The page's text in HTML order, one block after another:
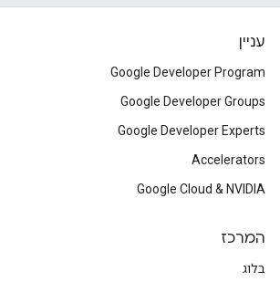
עניין
Google Developer Program
Google Developer Groups
Google Developer Experts
Accelerators
Google Cloud & NVIDIA
המרכז
בלוג